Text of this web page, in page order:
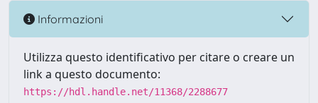
Informazioni
Utilizza questo identificativo per citare o creare un
link a questo documento:
https://hdl.handle.net/11368/2288677